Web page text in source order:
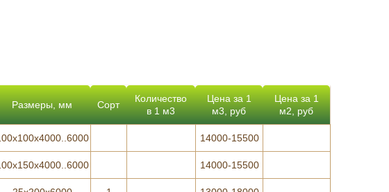
Размеры, мм Сорт
Количество
в 1 м3
Цена за 1
м3, руб
Цена за 1
м2, руб
14000-15500
14000-15500